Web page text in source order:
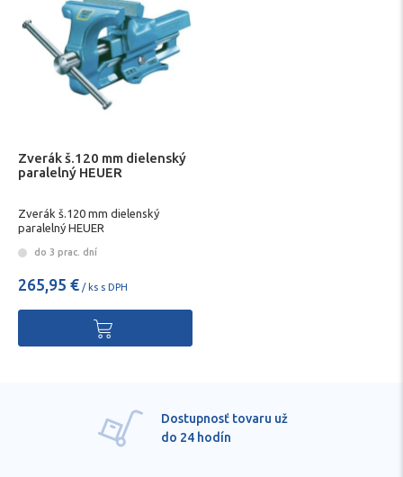
Zverák š.120 mm dielenský
paralelný HEUER
Zverák š.120 mm dielenský
paralelný HEUER
do 3 prac. dní
265,95 € / ks s DPH
Dostupnosť tovaru už
do 24 hodín